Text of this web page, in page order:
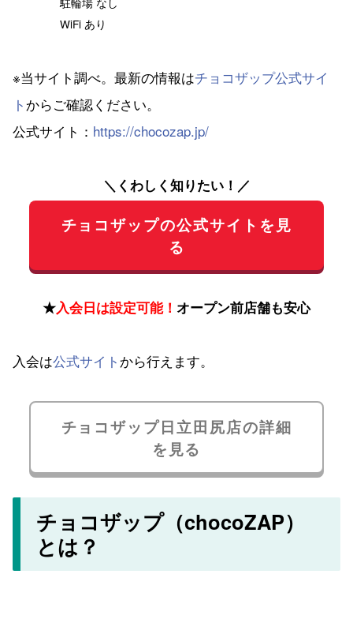
WiFi あり
※当サイト調べ。最新の情報はチョコザップ公式サイ
ト からご確認ください。
公式サイト： https://chocozap.jp/
＼くわしく知りたい！／
チョコザップの公式サイトを見
る
★入会日は設定可能！ オープン前店舗も安心
入会は公式サイト から行えます。
チョコザップ日立田尻店の詳細
を見る
チョコザップ（chocoZAP）
とは？